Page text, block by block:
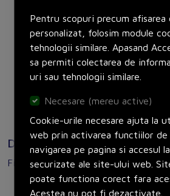
Autentificati-va pentru a
Producator:
Phoenix
Set:10 bucati
Adauga in cos
Documente
Fisa tehnica
REL-IR4/LDP- 48DC/4X21
Pentru scopuri precum
personalizat, folosim module
tehnologii similare. Apasand
sa permiti colectarea de
uri sau tehnologii similare.
Necesare (mereu active)
Cookie-urile necesare ajuta la
web prin activarea functiilor de
navigarea pe pagina si accesul
securizate ale site-ului web.
poate functiona corect fara
Acestea nu pot fi dezactivate.